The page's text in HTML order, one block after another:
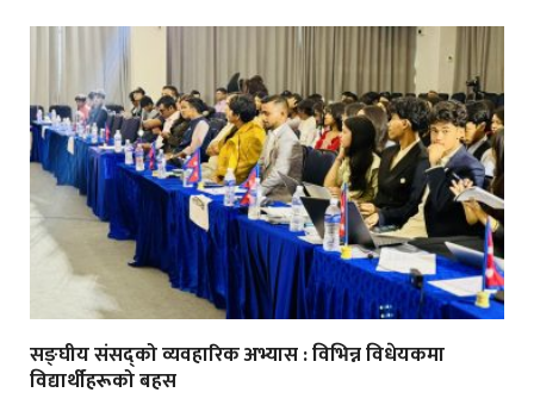
सङ्घीय संसद्को व्यवहारिक अभ्यास : विभिन्न विधेयकमा
विद्यार्थीहरूको बहस